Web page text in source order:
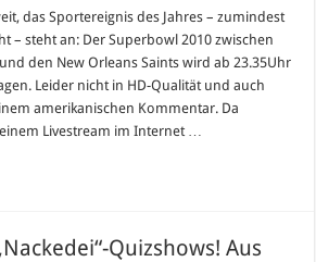
Tipp:
Superbowl
2010
Colts
vs.
Saints
LIVE
auf
ARD!
das Sportereignis des Jahres – zumindest
– steht an: Der Superbowl 2010 zwischen
den New Orleans Saints wird ab 23.35Uhr
Leider nicht in HD-Qualität und auch
amerikanischen Kommentar. Da
Livestream im Internet …
Quizshows! Aus